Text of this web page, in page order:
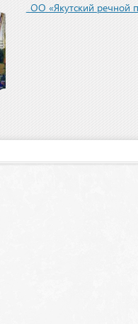
ООО «Якутский речной